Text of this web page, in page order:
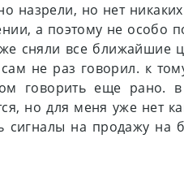
назрели, но нет
а поэтому не особо
сняли все ближайшие
не раз говорил. к
говорить еще рано.
но для меня уже нет
на продажу на